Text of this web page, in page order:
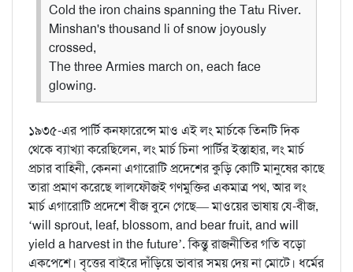
Cold the iron chains spanning the Tatu River.
Minshan's thousand li of snow joyously
crossed,
The three Armies march on, each face
glowing.
১৯৩৫-এর পার্টি কনফারেন্সে মাও এই লং মার্চকে তিনটি দিক
থেকে ব্যাখ্যা করেছিলেন, লং মার্চ চিনা পার্টির ইস্তাহার, লং মার্চ
প্রচার বাহিনী, কেননা এগারোটি প্রদেশের কুড়ি কোটি মানুষের কাছে
তারা প্রমাণ করেছে লালফৌজই গণমুক্তির একমাত্র পথ, আর লং
মার্চ এগারোটি প্রদেশে বীজ বুনে গেছে— মাওয়ের ভাষায় যে-বীজ,
‘will sprout, leaf, blossom, and bear fruit, and will
yield a harvest in the future’. কিন্তু রাজনীতির গতি বড়ো
একপেশে। বৃত্তের বাইরে দাঁড়িয়ে ভাবার সময় দেয় না মোটে। ধর্মের